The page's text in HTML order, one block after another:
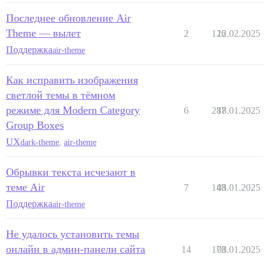
Последнее обновление Air
Theme — вылет
Поддержкаair-theme
2 126
12.02.2025
Как исправить изображения
светлой темы в тёмном
режиме для Modern Category
Group Boxes
UXdark-theme air-theme
6 287
18.01.2025
Обрывки текста исчезают в
теме Air
Поддержкаair-theme
7 143
08.01.2025
Не удалось установить темы
онлайн в админ-панели сайта
14 173
08.01.2025